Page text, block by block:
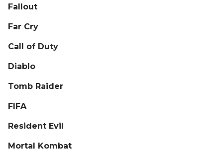
Fallout
Far Cry
Call of Duty
Diablo
Tomb Raider
FIFA
Resident Evil
Mortal Kombat